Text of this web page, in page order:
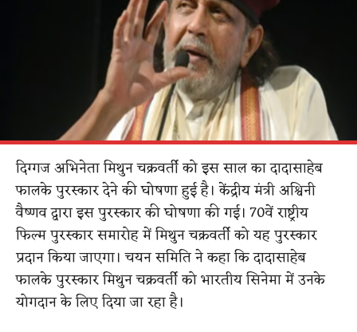
दिग्गज अभिनेता मिथुन चक्रवर्ती को इस साल का दादासाहेब
फालके पुरस्कार देने की घोषणा हुई है। केंद्रीय मंत्री अश्विनी
वैष्णव द्वारा इस पुरस्कार की घोषणा की गई। 70वें राष्ट्रीय
फिल्म पुरस्कार समारोह में मिथुन चक्रवर्ती को यह पुरस्कार
प्रदान किया जाएगा। चयन समिति ने कहा कि दादासाहेब
फालके पुरस्कार मिथुन चक्रवर्ती को भारतीय सिनेमा में उनके
योगदान के लिए दिया जा रहा है।